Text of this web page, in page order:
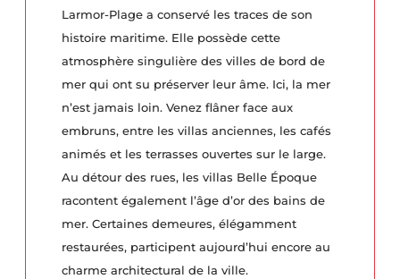
Larmor-Plage a conservé les traces de son
histoire maritime. Elle possède cette
atmosphère singulière des villes de bord de
mer qui ont su préserver leur âme. Ici, la mer
n’est jamais loin. Venez flâner face aux
embruns, entre les villas anciennes, les cafés
animés et les terrasses ouvertes sur le large.
Au détour des rues, les villas Belle Époque
racontent également l’âge d’or des bains de
mer. Certaines demeures, élégamment
restaurées, participent aujourd’hui encore au
charme architectural de la ville.